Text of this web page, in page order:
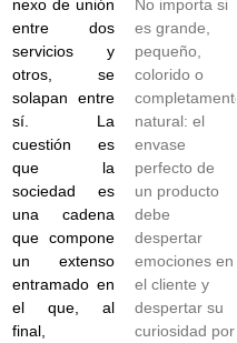
nexo de unión
entre dos
servicios y
otros, se
solapan entre
sí. La
cuestión es
que la
sociedad es
una cadena
que compone
un extenso
entramado en
el que, al
final,
No importa si
es grande,
pequeño,
colorido o
completamente
natural: el
envase
perfecto de
un producto
debe
despertar
emociones en
el cliente y
despertar su
curiosidad por